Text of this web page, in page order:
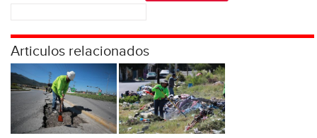
Articulos relacionados